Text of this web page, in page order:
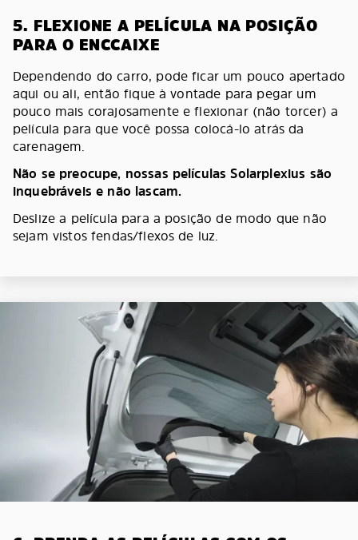
5. FLEXIONE A PELÍCULA NA POSIÇÃO
PARA O ENCCAIXE
Dependendo do carro, pode ficar um pouco apertado
aqui ou ali, então fique à vontade para pegar um
pouco mais corajosamente e flexionar (não torcer) a
película para que você possa colocá-lo atrás da
carenagem.
Não se preocupe, nossas películas Solarplexius são
inquebráveis e não lascam.
Deslize a película para a posição de modo que não
sejam vistos fendas/flexos de luz.